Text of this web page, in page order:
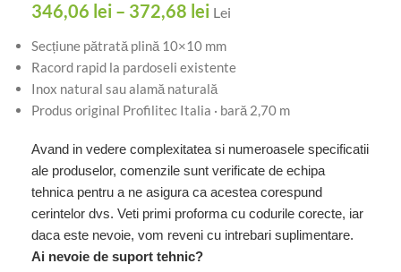
346,06 lei – 372,68 lei Lei
Secțiune pătrată plină 10×10 mm
Racord rapid la pardoseli existente
Inox natural sau alamă naturală
Produs original Profilitec Italia · bară 2,70 m
Avand in vedere complexitatea si numeroasele specificatii
ale produselor, comenzile sunt verificate de echipa
tehnica pentru a ne asigura ca acestea corespund
cerintelor dvs. Veti primi proforma cu codurile corecte, iar
daca este nevoie, vom reveni cu intrebari suplimentare.
Ai nevoie de suport tehnic?